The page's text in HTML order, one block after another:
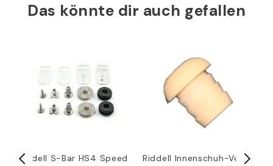
Das könnte dir auch gefallen
Riddell S-Bar HS4 Speed
Riddell Innenschuh-Ventil